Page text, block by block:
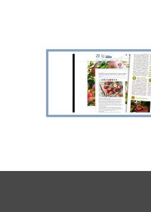
20 Minutes- Tous